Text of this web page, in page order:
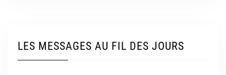
LES MESSAGES AU FIL DES JOURS